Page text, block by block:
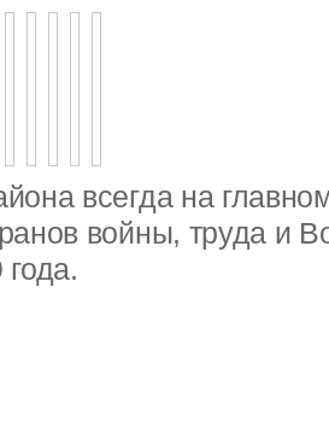
всегда на
войны, труда и